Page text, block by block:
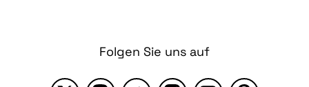
Folgen Sie uns auf